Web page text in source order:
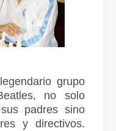
grupo
no solo
padres sino
y directivos.